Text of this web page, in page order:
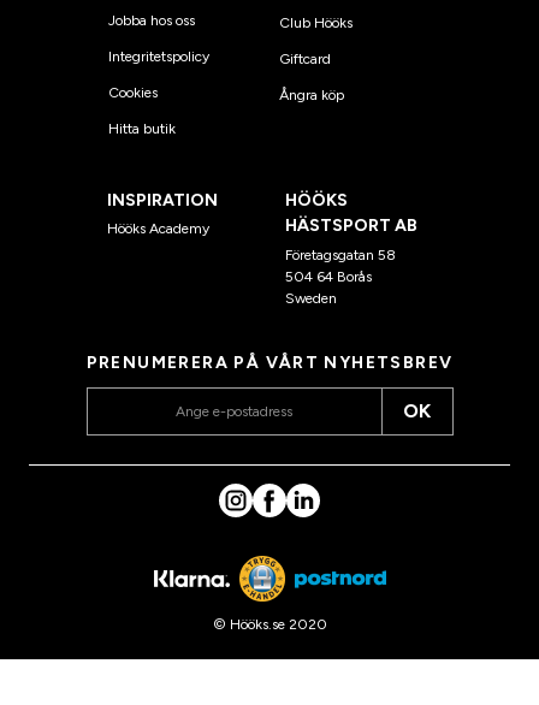
Jobba hos oss
Integritetspolicy
Cookies
Hitta butik
Club Hööks
Giftcard
Ångra köp
INSPIRATION
Hööks Academy
HÖÖKS
HÄSTSPORT AB
Företagsgatan 58
504 64 Borås
Sweden
PRENUMERERA PÅ VÅRT NYHETSBREV
OK
© Hööks.se 2020